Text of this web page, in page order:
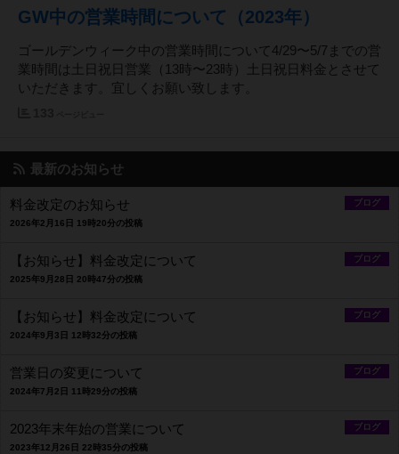
GW中の営業時間について（2023年）
ゴールデンウィーク中の営業時間について4/29〜5/7までの営
業時間は土日祝日営業（13時〜23時）土日祝日料金とさせて
いただきます。宜しくお願い致します。
最新のお知らせ
ブログ
料金改定のお知らせ
2026年2月16日 19時20分の投稿
ブログ
【お知らせ】料金改定について
2025年9月28日 20時47分の投稿
ブログ
【お知らせ】料金改定について
2024年9月3日 12時32分の投稿
ブログ
営業日の変更について
2024年7月2日 11時29分の投稿
ブログ
2023年末年始の営業について
2023年12月26日 22時35分の投稿